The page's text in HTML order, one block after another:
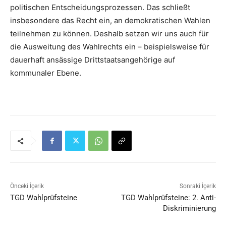
politischen Entscheidungsprozessen. Das schließt
insbesondere das Recht ein, an demokratischen Wahlen
teilnehmen zu können. Deshalb setzen wir uns auch für
die Ausweitung des Wahlrechts ein – beispielsweise für
dauerhaft ansässige Drittstaatsangehörige auf
kommunaler Ebene.
Önceki İçerik
TGD Wahlprüfsteine
Sonraki İçerik
TGD Wahlprüfsteine: 2. Anti-
Diskriminierung